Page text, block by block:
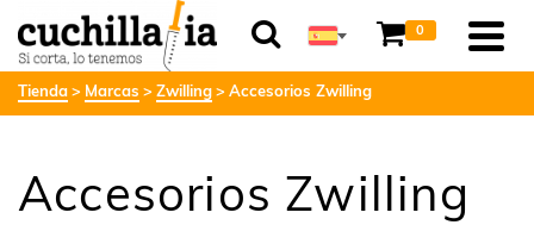
0
Tienda Marcas Zwilling Accesorios Zwilling
Accesorios Zwilling